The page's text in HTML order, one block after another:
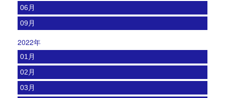
06月
09月
2022年
01月
02月
03月